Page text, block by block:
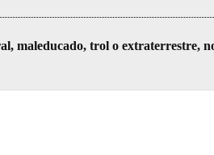
maleducado, trol o extraterrestre,